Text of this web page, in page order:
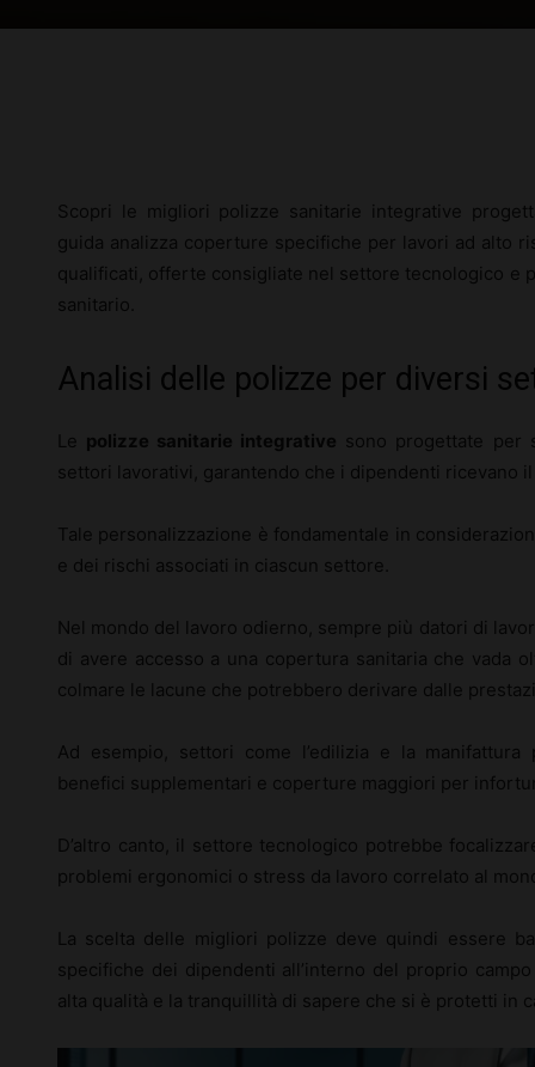
Scopri le migliori polizze sanitarie integrative
guida analizza coperture specifiche per lavori ad alto
qualificati, offerte consigliate nel settore tecnologico e
sanitario.
Analisi delle polizze per diversi
Le polizze sanitarie integrative sono progettate per
settori lavorativi, garantendo che i dipendenti ricevano
Tale personalizzazione è fondamentale in
e dei rischi associati in ciascun settore.
Nel mondo del lavoro odierno, sempre più datori di
di avere accesso a una copertura sanitaria che vada
colmare le lacune che potrebbero derivare dalle
Ad esempio, settori come l’edilizia e la
benefici supplementari e coperture maggiori per
D’altro canto, il settore tecnologico potrebbe
problemi ergonomici o stress da lavoro correlato al
La scelta delle migliori polizze deve quindi essere
specifiche dei dipendenti all’interno del proprio
alta qualità e la tranquillità di sapere che si è protetti in